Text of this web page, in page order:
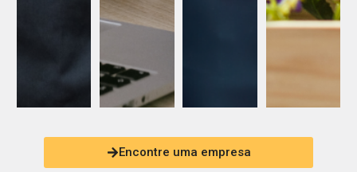
Encontre uma empresa